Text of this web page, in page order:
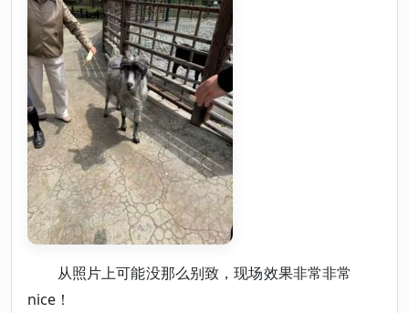
从照片上可能没那么别致，现场效果非常非常
nice！